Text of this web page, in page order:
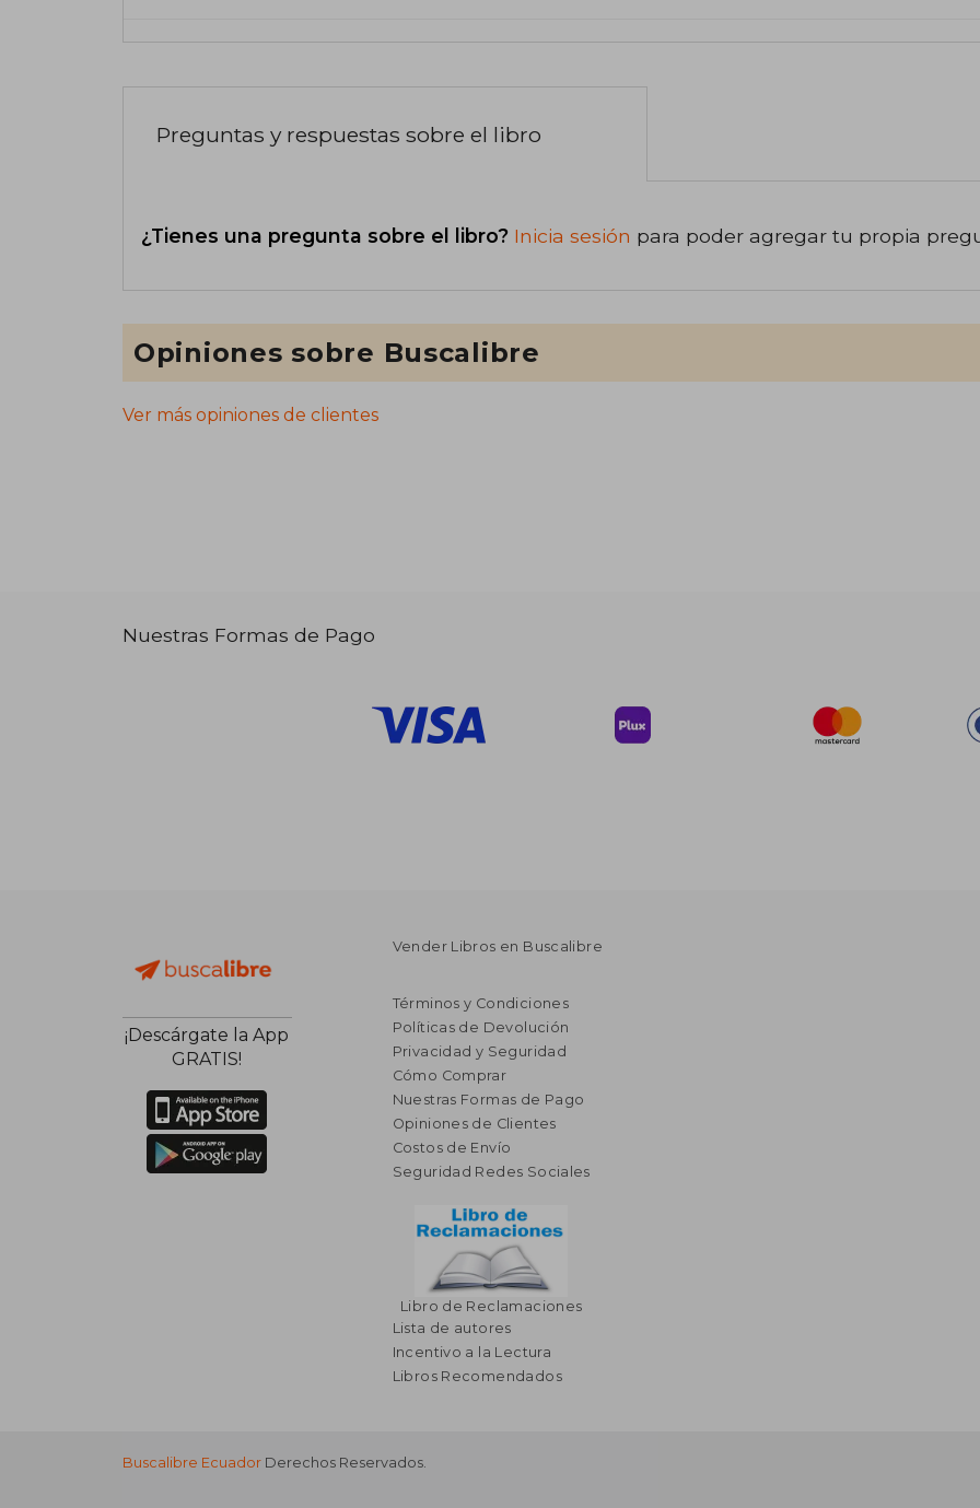
Preguntas y respuestas sobre el libro
¿Tienes una pregunta sobre el libro? Inicia sesión para poder agregar tu propia
Opiniones sobre Buscalibre
Ver más opiniones de clientes
Nuestras Formas de Pago
¡Descárgate la App
GRATIS!
Vender Libros en Buscalibre
Términos y Condiciones
Políticas de Devolución
Privacidad y Seguridad
Cómo Comprar
Nuestras Formas de Pago
Opiniones de Clientes
Costos de Envío
Seguridad Redes Sociales
Libro de Reclamaciones
Lista de autores
Incentivo a la Lectura
Libros Recomendados
Buscalibre Ecuador Derechos Reservados.